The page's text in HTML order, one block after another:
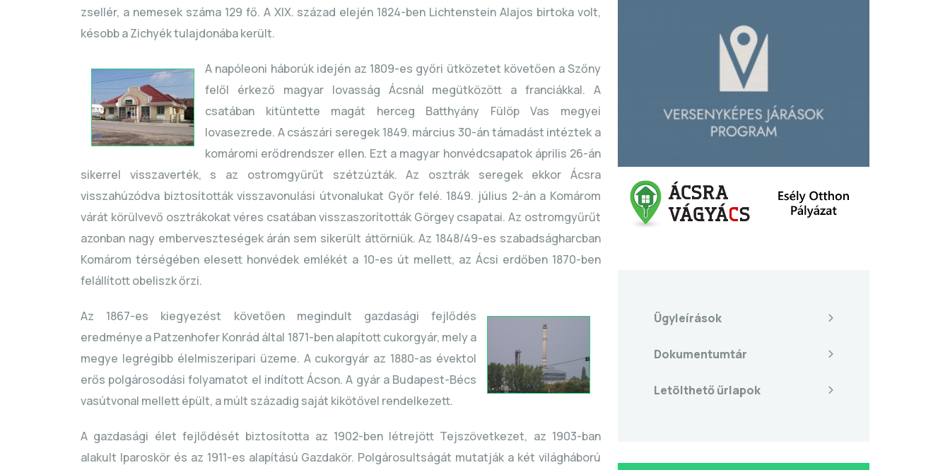
zsellér, a nemesek száma 129 fő. A XIX. század elején 1824-ben Lichtenstein Alajos birtoka volt,
késobb a Zichyék tulajdonába került.
A napóleoni háborúk idején az 1809-es győri ütközetet követően a Szőny
felől érkező magyar lovasság Ácsnál megütközött a franciákkal. A
csatában kitüntette magát herceg Batthyány Fülöp Vas megyei
lovasezrede. A császári seregek 1849. március 30-án támadást intéztek a
komáromi erődrendszer ellen. Ezt a magyar honvédcsapatok április 26-án
sikerrel visszaverték, s az ostromgyűrűt szétzúzták. Az osztrák seregek ekkor Ácsra
visszahúzódva biztosították visszavonulási útvonalukat Győr felé. 1849. július 2-án a Komárom
várát körülvevő osztrákokat véres csatában visszaszorították Görgey csapatai. Az ostromgyűrűt
azonban nagy emberveszteségek árán sem sikerült áttörniük. Az 1848/49-es szabadságharcban
Komárom térségében elesett honvédek emlékét a 10-es út mellett, az Ácsi erdőben 1870-ben
felállított obeliszk őrzi.
Az 1867-es kiegyezést követően megindult gazdasági fejlődés
eredménye a Patzenhofer Konrád által 1871-ben alapított cukorgyár, mely a
megye legrégibb élelmiszeripari üzeme. A cukorgyár az 1880-as évektol
erős polgárosodási folyamatot el indított Ácson. A gyár a Budapest-Bécs
vasútvonal mellett épült, a múlt századig saját kikötővel rendelkezett.
A gazdasági élet fejlődését biztosította az 1902-ben létrejött Tejszövetkezet, az 1903-ban
alakult Iparoskör és az 1911-es alapítású Gazdakör. Polgárosultságát mutatják a két világháború
Ügyleírások
Dokumentumtár
Letölthető űrlapok